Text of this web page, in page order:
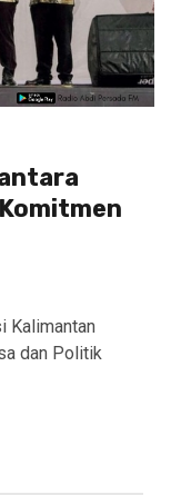
Kalimantan
dan Politik